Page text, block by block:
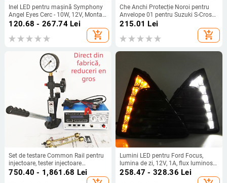
Inel LED pentru mașină Symphony
Angel Eyes Cerc - 10W, 12V, Montaj
încorporat, Compatibilitate
120.68 - 267.74Lei
add_shopping_cart
Che Anchi Protecție Noroi pentru
Anvelope 01 pentru Suzuki S-Cross
III 2022–2024, automat
215.01 Lei
add_shopping_cart
Set de testare Common Rail pentru
injectoare, tester injectoare
controlat electronic și calibrator,
model S60hcrc, 110-220V, 0-70°C
750.40 - 1,861.68 Lei
Lumini LED pentru Ford Focus,
lumina de zi, 12V, 1A, flux luminos
6000 lm, cu cutie de reglare a
258.47 - 328.36 Lei